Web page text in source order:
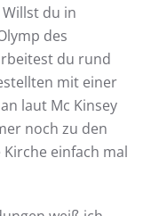
du in
des
du rund
mit einer
laut Mc Kinsey
noch zu den
einfach mal